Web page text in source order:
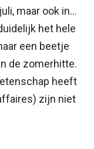
maar ook in…
het hele
een beetje
de zomerhitte.
heeft
zijn niet